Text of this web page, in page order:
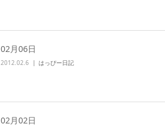
02月06日
2012.02.6 はっぴー日記
02月02日